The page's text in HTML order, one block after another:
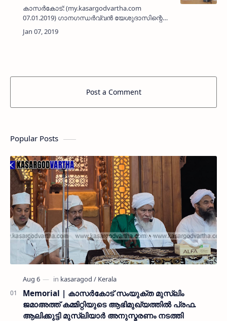
കാസര്‍കോട്: (my.kasargodvartha.com
07.01.2019) ഗാനഗന്ധര്‍വ്വന്‍ യേശുദാസിന്റെ
79-ാം പിറന്നാളിനോടനുബന്ധിച്ച് ജനുവരി 10ന്
കൊല്ലൂര്‍ മൂകാംബികാ ക്ഷേത്രത്തില്‍ പ്രശസ്ത
Post a Comment
Popular Posts
Memorial | കാസർകോട് സംയുക്ത മുസ്ലിം
ജമാഅത്ത് കമ്മിറ്റിയുടെ ആഭിമുഖ്യത്തിൽ പ്രഫ.
ആലിക്കുട്ടി മുസ്ലിയാർ അനുസ്മരണം നടത്തി